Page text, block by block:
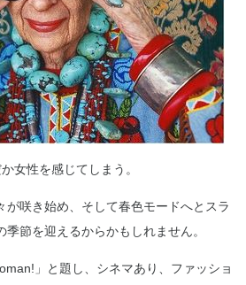
女性を感じてしまう。
が咲き始め、そして春色モードへとスラ
節を迎えるからかもしれません。
」と題し、シネマあり、ファッショ